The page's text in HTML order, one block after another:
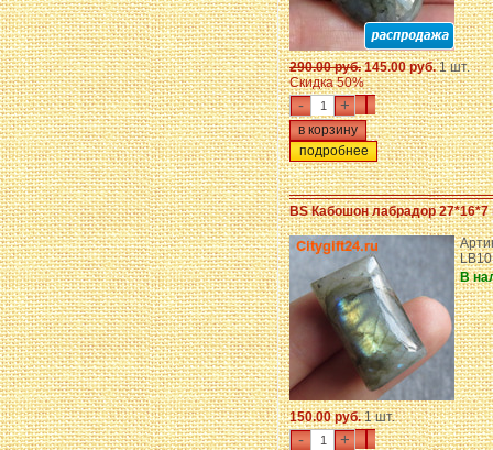
290.00 руб.145.00 руб.1 шт.
Скидка 50%
- +
подробнее
BS Кабошон лабрадор
В
150.00 руб.1 шт.
- +